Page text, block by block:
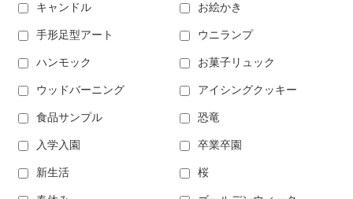
キャンドル お絵かき
手形足型アート ウニランプ
ハンモック お菓子リュック
ウッドバーニング アイシングクッキー
食品サンプル 恐竜
入学入園 卒業卒園
新生活 桜